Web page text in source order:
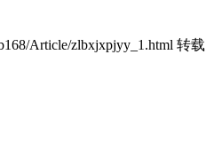
Article/zlbxjxpjyy_1.html 转载